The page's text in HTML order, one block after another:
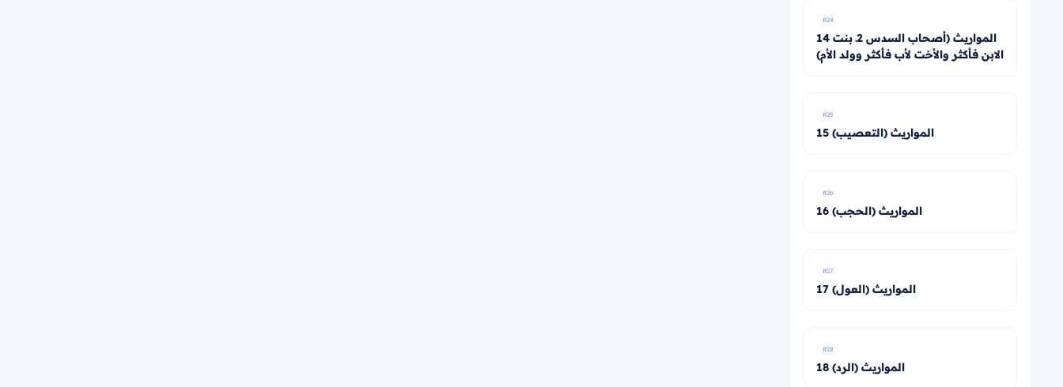
#24
14 المواريث (أصحاب السدس 2ـ بنت
الابن فأكثر والأخت لأب فأكثر وولد الأم)
#25
15 المواريث (التعصيب)
#26
16 المواريث (الحجب)
#27
17 المواريث (العول)
#28
18 المواريث (الرد)